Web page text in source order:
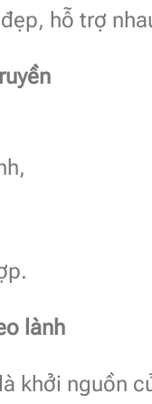
hỗ trợ
lành
khởi nguồn